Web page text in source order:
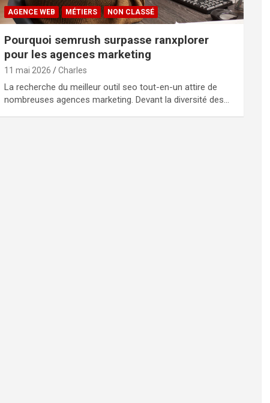
AGENCE WEB MÉTIERS NON CLASSÉ
Pourquoi semrush surpasse ranxplorer
pour les agences marketing
11 mai 2026 Charles
La recherche du meilleur outil seo tout-en-un attire de
nombreuses agences marketing. Devant la diversité des…